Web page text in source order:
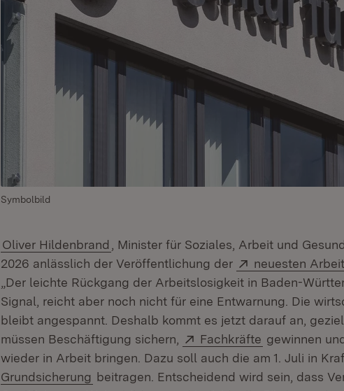
Symbolbild
Oliver Hildenbrand
, Minister für Soziales, Arbeit und
2026 anlässlich der Veröffentlichung der
Extern:
neuesten
„Der leichte Rückgang der Arbeitslosigkeit in Baden-
Signal, reicht aber noch nicht für eine Entwarnung. Die
bleibt angespannt. Deshalb kommt es jetzt darauf an,
müssen Beschäftigung sichern,
Extern:
Fachkräfte (Öffnet in
gewinnen
wieder in Arbeit bringen. Dazu soll auch die am 1. Juli in
Grundsicherung (Öffnet in neuem Fenster)
beitragen. Entscheidend wird sein, dass